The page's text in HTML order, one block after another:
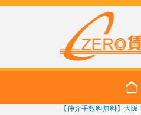
【仲介手数料無料】大